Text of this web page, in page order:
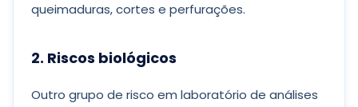
queimaduras, cortes e perfurações.
2. Riscos biológicos
Outro grupo de risco em laboratório de análises